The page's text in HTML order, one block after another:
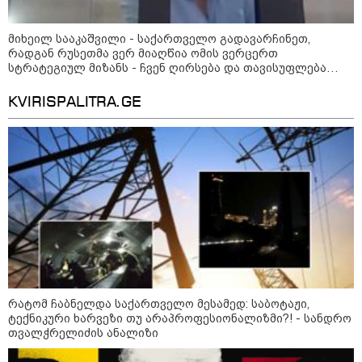
21:03 / 05-08-2026
რამ გამოიწვია საქართველოს
ელექტროენერგეტიკული სისტემის სრული
გათიშვა - რას ამბობს სემეკ-ის წევრი
სამოქალაქო საზოგადოების
წარმომადგენლები 2008 წლის
ომის 18 წლისთავთან
მიხეილ სააკაშვილი - საქართველო გადავარჩინეთ,
რადგან რუსეთმა ვერ მიაღწია ომის ვერცერთ
სტრატეგიულ მიზანს - ჩვენ ღირსება და თავისუფლება
მსოფლიო დავარწმუნეთ, რომ ღირსი ვიყავით
KVIRISPALITRA.GE
რატომ ჩაბნელდა საქართველო მესამედ: საბოტაჟი,
ტექნიკური ხარვეზი თუ არაპროფესიონალიზმი?! - სანდრო
თვალჭრელიძის ანალიზი